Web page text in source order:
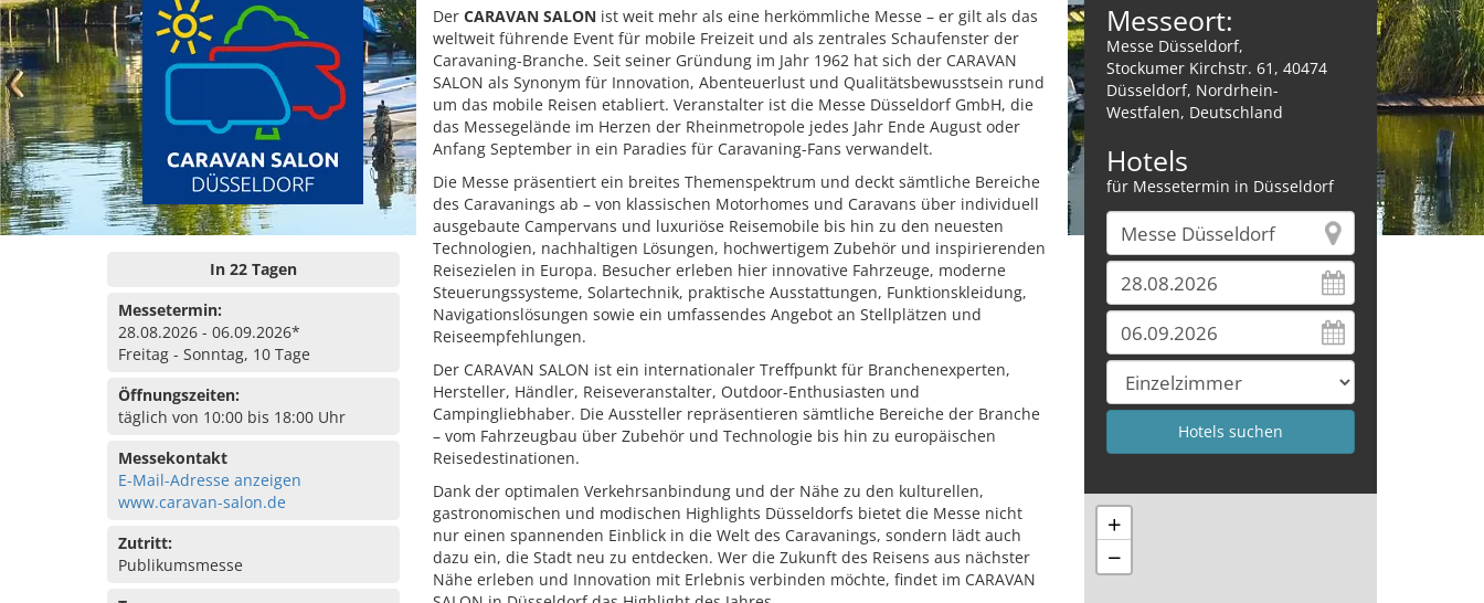
In 22 Tagen
Messetermin:
28.08.2026 - 06.09.2026*
Freitag - Sonntag, 10 Tage
Öffnungszeiten:
täglich von 10:00 bis 18:00 Uhr
Messekontakt
E-Mail-Adresse anzeigen
www.caravan-salon.de
Zutritt:
Publikumsmesse
Der CARAVAN SALONist weit mehr als eine herkömmliche Messe – er gilt als das
weltweit führende Event für mobile Freizeit und als zentrales Schaufenster der
Caravaning-Branche. Seit seiner Gründung im Jahr 1962 hat sich der CARAVAN
SALON als Synonym für Innovation, Abenteuerlust und Qualitätsbewusstsein rund
um das mobile Reisen etabliert. Veranstalter ist die Messe Düsseldorf GmbH, die
das Messegelände im Herzen der Rheinmetropole jedes Jahr Ende August oder
Anfang September in ein Paradies für Caravaning-Fans verwandelt.
Die Messe präsentiert ein breites Themenspektrum und deckt sämtliche Bereiche
des Caravanings ab – von klassischen Motorhomes und Caravans über individuell
ausgebaute Campervans und luxuriöse Reisemobile bis hin zu den neuesten
Technologien, nachhaltigen Lösungen, hochwertigem Zubehör und inspirierenden
Reisezielen in Europa. Besucher erleben hier innovative Fahrzeuge, moderne
Steuerungssysteme, Solartechnik, praktische Ausstattungen, Funktionskleidung,
Navigationslösungen sowie ein umfassendes Angebot an Stellplätzen und
Reiseempfehlungen.
Der CARAVAN SALON ist ein internationaler Treffpunkt für Branchenexperten,
Hersteller, Händler, Reiseveranstalter, Outdoor-Enthusiasten und
Campingliebhaber. Die Aussteller repräsentieren sämtliche Bereiche der Branche
– vom Fahrzeugbau über Zubehör und Technologie bis hin zu europäischen
Reisedestinationen.
Dank der optimalen Verkehrsanbindung und der Nähe zu den kulturellen,
gastronomischen und modischen Highlights Düsseldorfs bietet die Messe nicht
nur einen spannenden Einblick in die Welt des Caravanings, sondern lädt auch
dazu ein, die Stadt neu zu entdecken. Wer die Zukunft des Reisens aus nächster
Nähe erleben und Innovation mit Erlebnis verbinden möchte, findet im CARAVAN
Messeort:
Messe Düsseldorf,
Stockumer Kirchstr. 61, 40474
Düsseldorf, Nordrhein-
Westfalen, Deutschland
Hotels
für Messetermin in Düsseldorf
+
−